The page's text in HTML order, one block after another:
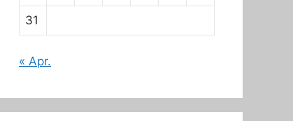
31
« Apr.